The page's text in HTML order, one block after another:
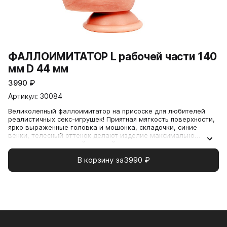
ФАЛЛОИМИТАТОР L рабочей части 140
мм D 44 мм
3990 ₽
Артикул: 30084
Великолепный фаллоимитатор на присоске для любителей
реалистичных секс-игрушек! Приятная мягкость поверхности,
ярко выраженные головка и мошонка, складочки, синие
венки, телесный оттенок делают изделие максимально
похожим на настоящий половой член.
Присоска хорошо удерживает интимный аксессуар на ровной
поверхности в горизонтальном или вертикальном положении.
Совместно с изделием рекомендуется использовать гель-
В корзину за3990 ₽